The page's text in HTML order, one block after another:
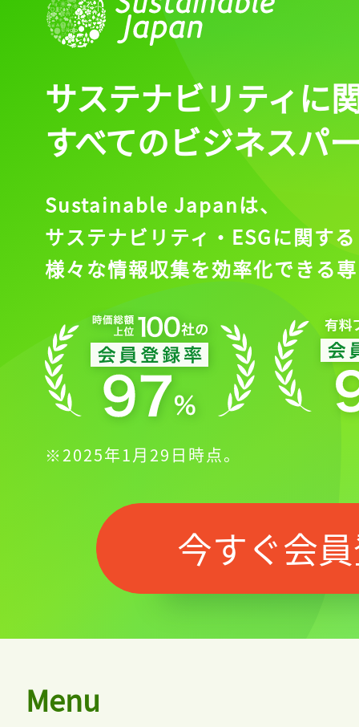
サステナビリティに
すべてのビジネスパ
Sustainable Japanは、
サステナビリティ・ESGに関する
様々な情報収集を効率化できる
※2025年1月29日時点。
今すぐ会
Menu